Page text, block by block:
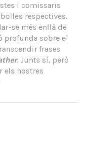
i comissaris
respectives.
se més enllà de
profunda sobre el
frases
. Junts sí, però
els nostres